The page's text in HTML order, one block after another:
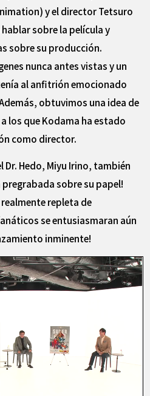
y el director Tetsuro
sobre la película y
sobre su producción.
nunca antes vistas y un
al anfitrión emocionado
obtuvimos una idea de
los que Kodama ha estado
como director.
Dr. Hedo, Miyu Irino, también
sobre su papel!
repleta de
se entusiasmaran aún
inminente!